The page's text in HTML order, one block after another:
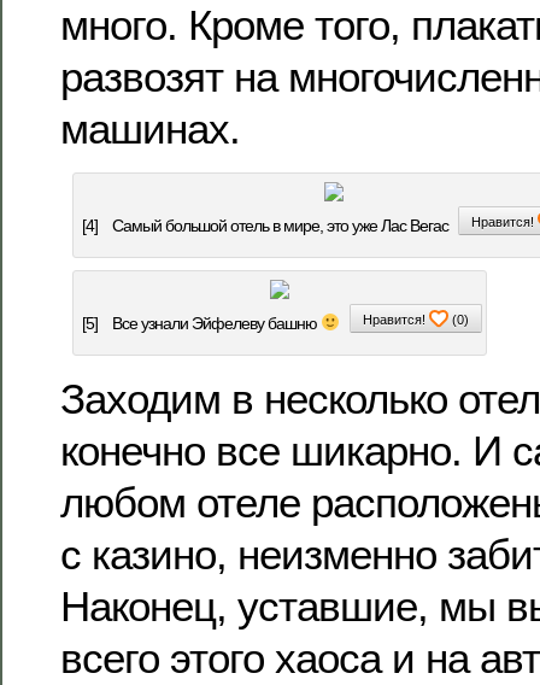
много. Кроме того,
развозят на
машинах.
[4] Самый большой отель в мире, это уже Лас Вегас Нравится!
[5] Все узнали Эйфелеву башню Нравится! (0)
Заходим в несколько
конечно все шикарно. И
любом отеле
с казино, неизменно
Наконец, уставшие, мы
всего этого хаоса и на